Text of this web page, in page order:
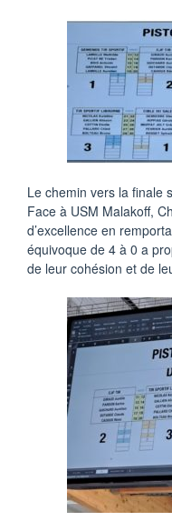
Le chemin vers la finale
Face à USM Malakoff,
d’excellence en
équivoque de 4 à 0 a
de leur cohésion et de